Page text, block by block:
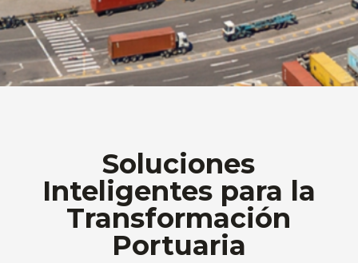
Soluciones
Inteligentes para la
Transformación
Portuaria